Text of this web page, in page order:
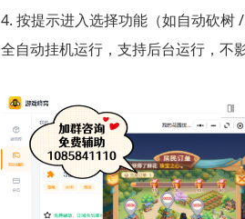
4. 按提示进入选择功能（如自动砍树
全自动挂机运行，支持后台运行，不